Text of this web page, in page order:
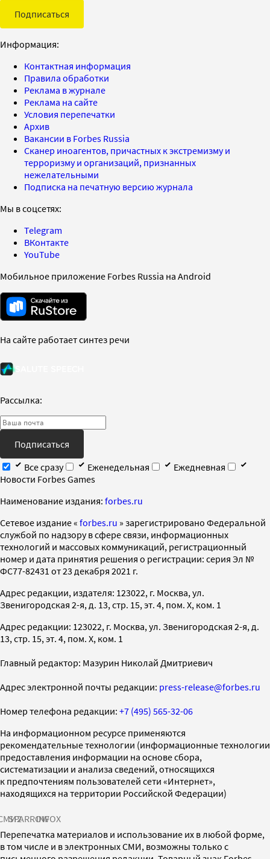
Подписаться
Информация:
Контактная информация
Правила обработки
Реклама в журнале
Реклама на сайте
Условия перепечатки
Архив
Вакансии в Forbes Russia
Сканер иноагентов, причастных к экстремизму и
терроризму и организаций, признанных
нежелательными
Подписка на печатную версию журнала
Мы в соцсетях:
Telegram
ВКонтакте
YouTube
Мобильное приложение Forbes Russia на Android
На сайте работает синтез речи
Рассылка:
Подписаться
Все сразу
Еженедельная
Ежедневная
Новости Forbes Games
Наименование издания: forbes.ru
Cетевое издание « forbes.ru » зарегистрировано Федеральной
службой по надзору в сфере связи, информационных
технологий и массовых коммуникаций, регистрационный
номер и дата принятия решения о регистрации: серия Эл №
ФС77-82431 от 23 декабря 2021 г.
Адрес редакции, издателя: 123022, г. Москва, ул.
Звенигородская 2-я, д. 13, стр. 15, эт. 4, пом. X, ком. 1
Адрес редакции: 123022, г. Москва, ул. Звенигородская 2-я, д.
13, стр. 15, эт. 4, пом. X, ком. 1
Главный редактор: Мазурин Николай Дмитриевич
Адрес электронной почты редакции: press-release@forbes.ru
Номер телефона редакции: +7 (495) 565-32-06
На информационном ресурсе применяются
рекомендательные технологии (информационные технологии
предоставления информации на основе сбора,
систематизации и анализа сведений, относящихся
к предпочтениям пользователей сети «Интернет»,
находящихся на территории Российской Федерации)
SPARROWINFOX
Перепечатка материалов и использование их в любой форме,
в том числе и в электронных СМИ, возможны только с